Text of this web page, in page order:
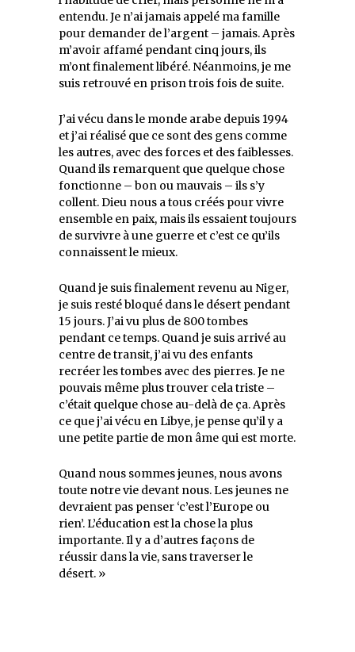
entendu. Je n’ai jamais appelé ma famille
pour demander de l’argent – jamais. Après
m’avoir affamé pendant cinq jours, ils
m’ont finalement libéré. Néanmoins, je me
suis retrouvé en prison trois fois de suite.
J’ai vécu dans le monde arabe depuis 1994
et j’ai réalisé que ce sont des gens comme
les autres, avec des forces et des faiblesses.
Quand ils remarquent que quelque chose
fonctionne – bon ou mauvais – ils s’y
collent. Dieu nous a tous créés pour vivre
ensemble en paix, mais ils essaient toujours
de survivre à une guerre et c’est ce qu’ils
connaissent le mieux.
Quand je suis finalement revenu au Niger,
je suis resté bloqué dans le désert pendant
15 jours. J’ai vu plus de 800 tombes
pendant ce temps. Quand je suis arrivé au
centre de transit, j’ai vu des enfants
recréer les tombes avec des pierres. Je ne
pouvais même plus trouver cela triste –
c’était quelque chose au-delà de ça. Après
ce que j’ai vécu en Libye, je pense qu’il y a
une petite partie de mon âme qui est morte.
Quand nous sommes jeunes, nous avons
toute notre vie devant nous. Les jeunes ne
devraient pas penser ‘c’est l’Europe ou
rien’. L’éducation est la chose la plus
importante. Il y a d’autres façons de
réussir dans la vie, sans traverser le
désert. »